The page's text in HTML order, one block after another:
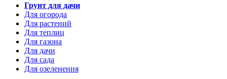
Грунт для дачи
Для огорода
Для растений
Для теплиц
Для газона
Для дачи
Для сада
Для озеленения